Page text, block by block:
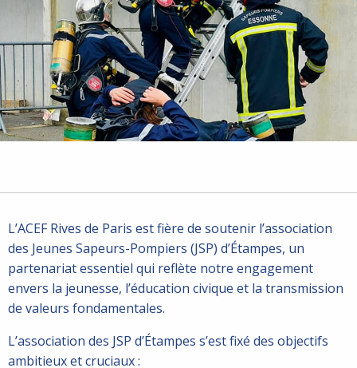
L’ACEF Rives de Paris est fière de soutenir l’association
des Jeunes Sapeurs-Pompiers (JSP) d’Étampes, un
partenariat essentiel qui reflète notre engagement
envers la jeunesse, l’éducation civique et la transmission
de valeurs fondamentales.
L’association des JSP d’Étampes s’est fixé des objectifs
ambitieux et cruciaux :